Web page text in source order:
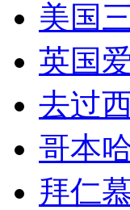
美国
英国
去过
哥本
拜仁